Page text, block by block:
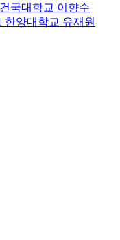
건국대학교 이향수
한양대학교 유재원